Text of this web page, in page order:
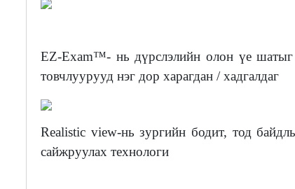
EZ-Exam™- нь дүрслэлийн олон үе шатыг
товчлуурууд нэг дор харагдан / хадгалдаг
Realistic view-нь зургийн бодит, тод
сайжруулах технологи